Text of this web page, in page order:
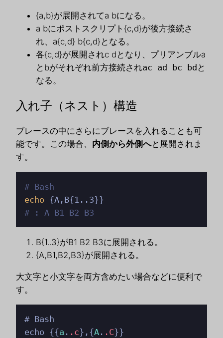
{a,b}が展開されてa bになる。
a bにポストスクリプト{c,d}が後方接続さ
れ、a{c,d} b{c,d}となる。
各{c,d}が展開されc dとなり、プリアンブルa
とbがそれぞれ前方接続されac ad bc bd と
なる。
入れ子（ネスト）構造
ブレースの中にさらにブレースを入れることも可
能です。この場合、 内側から外側へと展開されま
す。
# Bash
echo
# : A B1 B2 B3
B{1..3}がB1 B2 B3に展開される。
{A,B1,B2,B3}が展開される。
大文字と小文字を両方含めたい場合などに便利で
す。
# Bash
echo {{a . .c},{A. .C